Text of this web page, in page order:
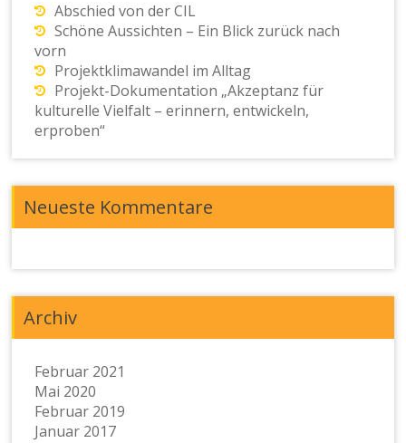
Abschied von der CIL
Schöne Aussichten – Ein Blick zurück nach
vorn
Projektklimawandel im Alltag
Projekt-Dokumentation „Akzeptanz für
kulturelle Vielfalt – erinnern, entwickeln,
erproben“
Neueste Kommentare
Archiv
Februar 2021
Mai 2020
Februar 2019
Januar 2017